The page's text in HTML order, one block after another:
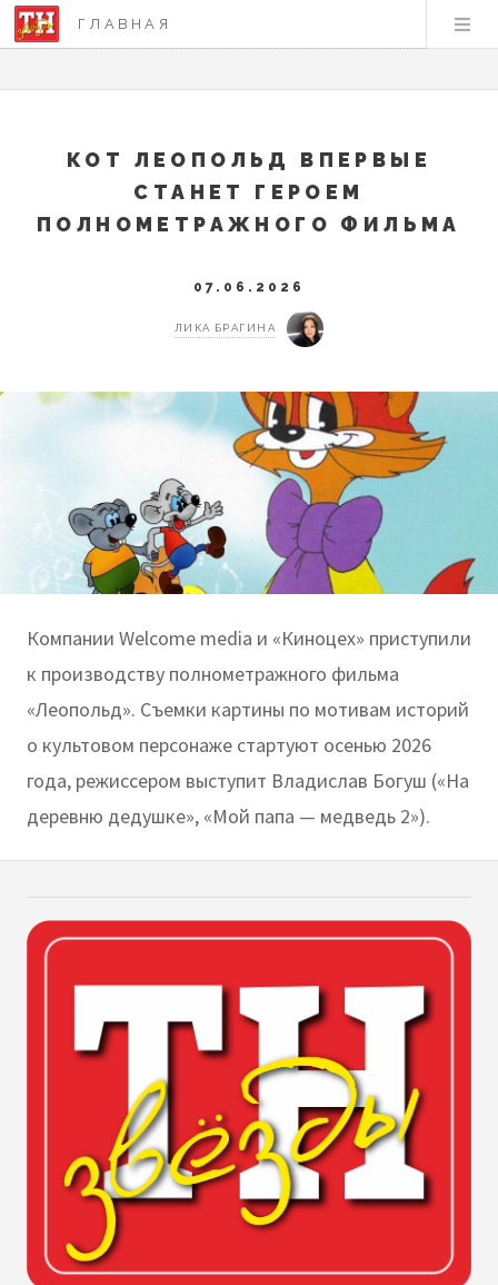
ГЛАВНАЯ
КОТ ЛЕОПОЛЬД ВПЕРВЫЕ
СТАНЕТ ГЕРОЕМ
ПОЛНОМЕТРАЖНОГО ФИЛЬМА
07.06.2026
ЛИКА БРАГИНА
Компании Welcome media и «Киноцех» приступили
к производству полнометражного фильма
«Леопольд». Съемки картины по мотивам историй
о культовом персонаже стартуют осенью 2026
года, режиссером выступит Владислав Богуш («На
деревню дедушке», «Мой папа — медведь 2»).